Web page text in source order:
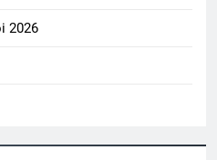
009/BCH/TH/2024-2026
2026